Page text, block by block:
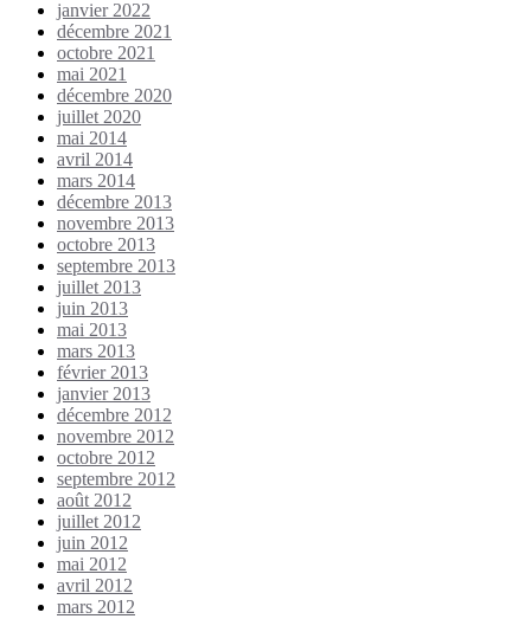
janvier 2022
décembre 2021
octobre 2021
mai 2021
décembre 2020
juillet 2020
mai 2014
avril 2014
mars 2014
décembre 2013
novembre 2013
octobre 2013
septembre 2013
juillet 2013
juin 2013
mai 2013
mars 2013
février 2013
janvier 2013
décembre 2012
novembre 2012
octobre 2012
septembre 2012
août 2012
juillet 2012
juin 2012
mai 2012
avril 2012
mars 2012